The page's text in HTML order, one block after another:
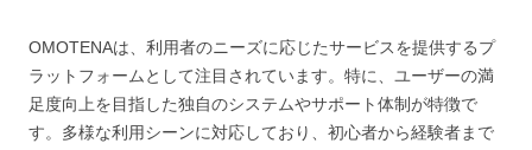
OMOTENAは、利用者のニーズに応じたサービスを提供するプ
ラットフォームとして注目されています。特に、ユーザーの満
足度向上を目指した独自のシステムやサポート体制が特徴で
す。多様な利用シーンに対応しており、初心者から経験者まで